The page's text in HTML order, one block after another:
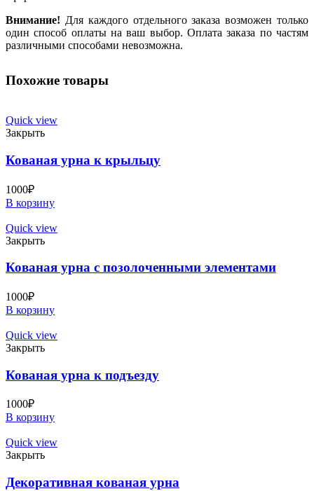
Внимание! Для каждого отдельного заказа возможен только
один способ оплаты на ваш выбор. Оплата заказа по частям
различными способами невозможна.
Похожие товары
Quick view
Закрыть
Кованая урна к крыльцу
1000₽
В корзину
Quick view
Закрыть
Кованая урна с позолоченными элементами
1000₽
В корзину
Quick view
Закрыть
Кованая урна к подъезду
1000₽
В корзину
Quick view
Закрыть
Декоративная кованая урна